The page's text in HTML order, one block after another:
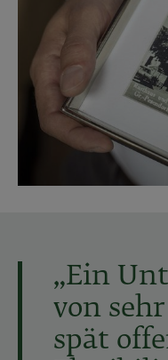
„Ein
von
spät